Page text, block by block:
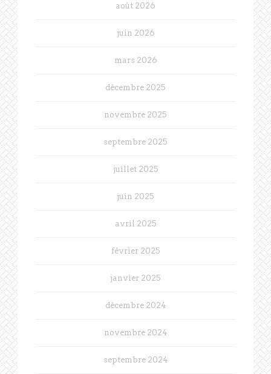
août 2026
juin 2026
mars 2026
décembre 2025
novembre 2025
septembre 2025
juillet 2025
juin 2025
avril 2025
février 2025
janvier 2025
décembre 2024
novembre 2024
septembre 2024